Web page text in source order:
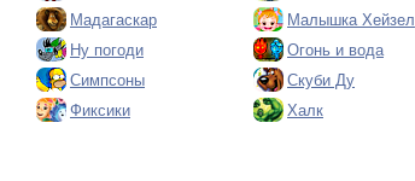
Мадагаскар Малышка Хейзел
Ну погоди Огонь и вода
Симпсоны Скуби Ду
Фиксики Халк